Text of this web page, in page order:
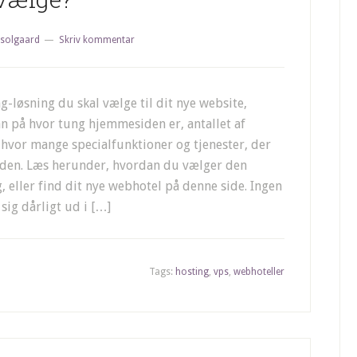
solgaard Skriv kommentar
løsning du skal vælge til dit nye website,
på hvor tung hjemmesiden er, antallet af
mange specialfunktioner og tjenester, der
Læs herunder, hvordan du vælger den
eller find dit nye webhotel på denne side. Ingen
sig dårligt ud i […]
Tags: hosting, vps, webhoteller